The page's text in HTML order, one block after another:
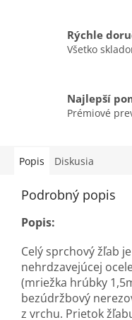
Rýchle
Všetko
Najlepší
Prémiové
Popis Diskusia
Podrobný popis
Popis:
Celý sprchový žľab
nehrdzavejúcej
(mriežka hrúbky
bezúdržbový
z vrchu. Prietok